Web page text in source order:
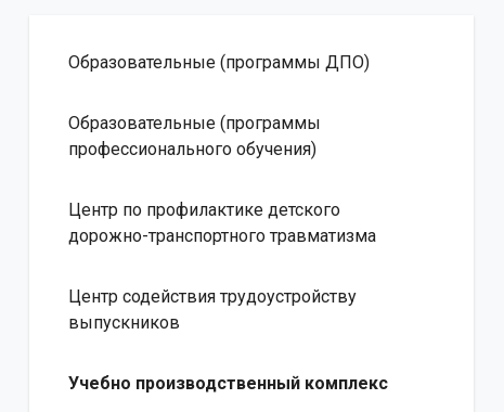
Образовательные (программы ДПО)
Образовательные (программы
профессионального обучения)
Центр по профилактике детского
дорожно-транспортного травматизма
Центр содействия трудоустройству
выпускников
Учебно производственный комплекс